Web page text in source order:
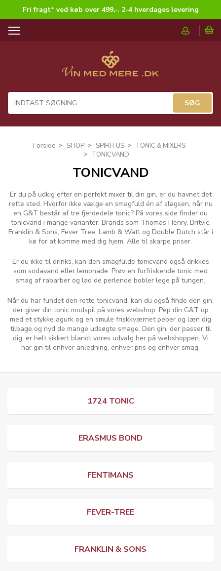
Fri fragt* ved køb over 499,-. 2-4 hverdages levering
T
a
i
n
Forside SHOP SPIRITUS
TONIC & MIXERS
TONICVAND
TONICVAND
Er du på udkig efter en perfekt mixer til din gin, er du havnet det
rette sted. Hvorfor ikke vælge en smagfuld én af slagsen, når nu
en G&T består af tre fjerdedele tonic? På vores side finder du
tonicvand i mange varianter. Brands som Thomas Henry, Britvic,
Franklin & Sons, Fever Tree, Lamb & Watt og Double Dutch står i
kø for at komme med dig hjem. Alle til skarpe priser.
Er du ikke til drinks, kan den smagfulde tonicvand også drikkes
som sodavand eller lemonade. Prøv en forfriskende tonic med
smag af rabarber og lad de perlende bobler lege på tungen.
Når du har fundet den rette tonicvand, kan du også finde den gin,
der giver din tonic modspil på vores webshop. Pep din G&T op
med et stykke agurk og en smule friskkværnet peber og læn dig
tilbage og nyd de mange udsøgte smage. Den gin, der passer til
dig, er helt sikkert blandt vores udvalg her på webshoppen. Vi
har gin til enhver anledning, enhver pris og enhver smag.
1724 TONIC
ERASMUS BOND
FENTIMANS
FEVER-TREE
FRANKLIN & SONS